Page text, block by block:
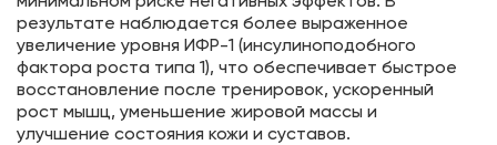
результате наблюдается более выраженное
увеличение уровня ИФР-1 (инсулиноподобного
фактора роста типа 1), что обеспечивает быстрое
восстановление после тренировок, ускоренный
рост мышц, уменьшение жировой массы и
улучшение состояния кожи и суставов.